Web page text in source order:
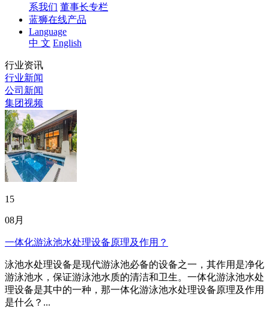
系我们 董事长专栏
蓝狮在线产品
Language
中 文 English
行业资讯
行业新闻
公司新闻
集团视频
15
08月
一体化游泳池水处理设备原理及作用？
泳池水处理设备是现代游泳池必备的设备之一，其作用是净化
游泳池水，保证游泳池水质的清洁和卫生。一体化游泳池水处
理设备是其中的一种，那一体化游泳池水处理设备原理及作用
是什么？...